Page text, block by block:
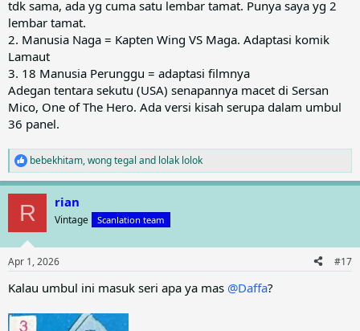
tdk sama, ada yg cuma satu lembar tamat. Punya saya yg 2
lembar tamat.
2. Manusia Naga = Kapten Wing VS Maga. Adaptasi komik
Lamaut
3. 18 Manusia Perunggu = adaptasi filmnya
Adegan tentara sekutu (USA) senapannya macet di Sersan
Mico, One of The Hero. Ada versi kisah serupa dalam umbul
36 panel.
R
e
a
i
s
:
bebekhitam,wong tegal and lolak lolok
R rian
Vintage Scanlation team
Apr 1, 2026 #17
Kalau umbul ini masuk seri apa ya mas @Daffa?